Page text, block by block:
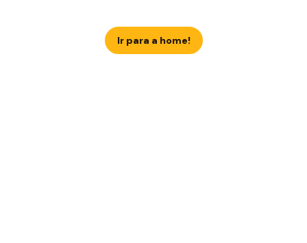
Ir para a home!